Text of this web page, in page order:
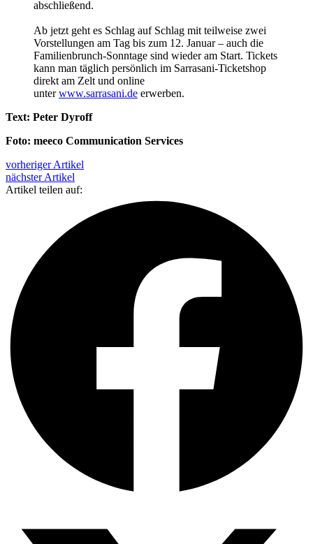
abschließend.
Ab jetzt geht es Schlag auf Schlag mit teilweise zwei
Vorstellungen am Tag bis zum 12. Januar – auch die
Familienbrunch-Sonntage sind wieder am Start. Tickets
kann man täglich persönlich im Sarrasani-Ticketshop
direkt am Zelt und online
unterwww.sarrasani.de erwerben.
Text: Peter Dyroff
Foto: meeco Communication Services
vorheriger Artikel
nächster Artikel
Artikel teilen auf: